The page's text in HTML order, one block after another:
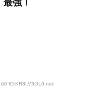
強！
ID:KR3LV3OL0.net